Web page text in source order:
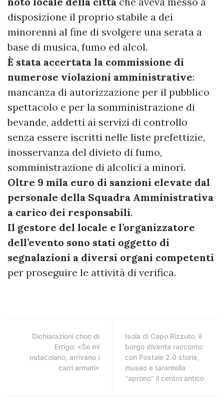
disposizione il proprio stabile a dei
minorenni al fine di svolgere una serata a
base di musica, fumo ed alcol.
È stata accertata la commissione di
numerose violazioni amministrative:
mancanza di autorizzazione per il pubblico
spettacolo e per la somministrazione di
bevande, addetti ai servizi di controllo
senza essere iscritti nelle liste prefettizie,
inosservanza del divieto di fumo,
somministrazione di alcolici a minori.
Oltre 9 mila euro di sanzioni elevate dal
personale della Squadra Amministrativa
a carico dei responsabili.
Il gestore del locale e l’organizzatore
dell’evento sono stati oggetto di
segnalazioni a diversi organi competenti
per proseguire le attività di verifica.
Dichiarazioni choc di
Errigo: «Se mi
ostacolano, arrivano i
carri armati»
Isola di Capo Rizzuto, il
borgo diventa racconto:
con Postale 2.0 storia,
museo e tarantella
“aprono” il centro antico